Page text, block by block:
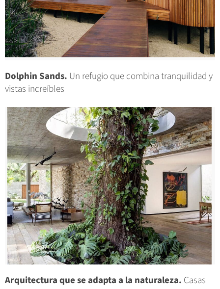
Dolphin Sands. Un refugio que combina tranquilidad y
vistas increíbles
Arquitectura que se adapta a la naturaleza. Casas